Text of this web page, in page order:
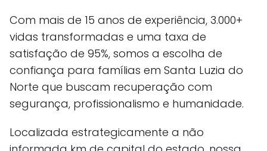
Com mais de 15 anos de experiência, 3.000+
vidas transformadas e uma taxa de
satisfação de 95%, somos a escolha de
confiança para famílias em Santa Luzia do
Norte que buscam recuperação com
segurança, profissionalismo e humanidade.
Localizada estrategicamente a não